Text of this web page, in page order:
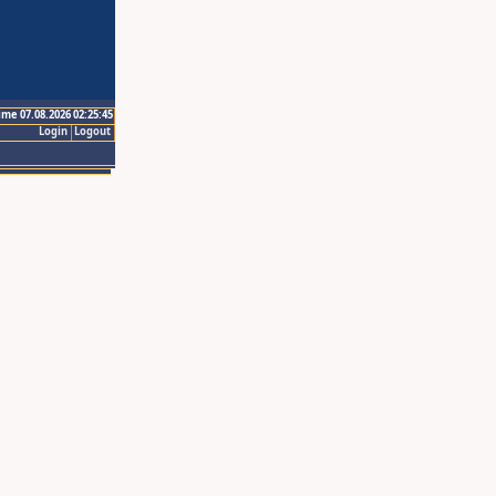
07.08.2026 02:25:45
Logout
Login